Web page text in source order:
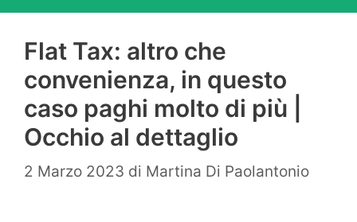
Flat Tax: altro che
convenienza, in questo
caso paghi molto di più |
Occhio al dettaglio
2 Marzo 2023 di Martina Di Paolantonio